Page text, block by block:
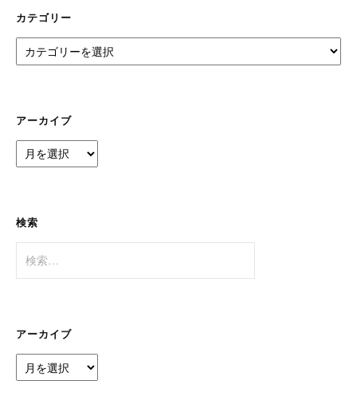
カテゴリー
テ
ー
アーカイブ
ー
ブ
検索
索:
アーカイブ
ー